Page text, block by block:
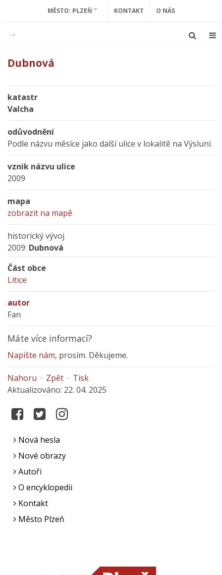
MĚSTO: PLZEŇ KONTAKT O NÁS
Dubnová
katastr
Valcha
odůvodnění
Podle názvu měsíce jako další ulice v lokalitě na Výsluní.
vznik názvu ulice
2009
mapa
zobrazit na mapě
historický vývoj
2009: Dubnová
Část obce
Litice
autor
Fan
Máte více informací?
Napište nám, prosím. Děkujeme.
Nahoru · Zpět · Tisk
Aktualizováno: 22. 04. 2025
Nová hesla
Nové obrazy
Autoři
O encyklopedii
Kontakt
Město Plzeň